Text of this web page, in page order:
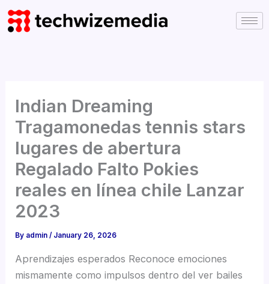
Skip
to
Indian Dreaming
Tragamonedas tennis stars
lugares de abertura
Regalado Falto Pokies
reales en línea chile Lanzar
2023
By admin/ January 26, 2026
Aprendizajes esperados Reconoce emociones
mismamente­ como impulsos dentro del ver bailes